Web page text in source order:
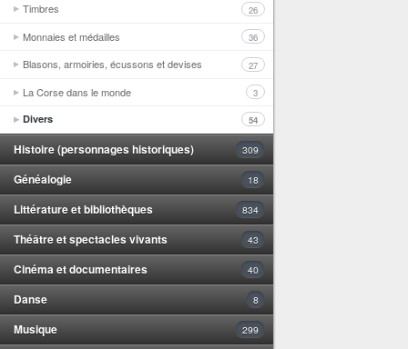
Timbres 26
Monnaies et médailles 36
Blasons, armoiries, écussons et devises 27
La Corse dans le monde 3
Divers 54
Histoire (personnages historiques) 309
Généalogie 18
Littérature et bibliothèques 834
Théâtre et spectacles vivants 43
Cinéma et documentaires 40
Danse 8
Musique 299